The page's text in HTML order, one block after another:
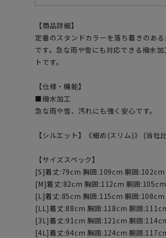
【商品詳細】
定番のスタンドカラーを落ち着きのあ
です。急な雨や雪にも対応できる撥水
トです。
【仕様・機能】
■撥水加工
急な雨や雪、汚れにも強く安心です。
【シルエット】《細め(スリム)》 (当社
【サイズスペック】
[S]着丈:79cm 胸囲:109cm 胴囲
[M]着丈:82cm 胸囲:112cm 胴囲
[L]着丈:85cm 胸囲:115cm 胴囲
[LL]着丈:88cm 胸囲:118cm 胴囲
[3L]着丈:91cm 胸囲:121cm 胴囲
[4L]着丈:94cm 胸囲:124cm 胴囲